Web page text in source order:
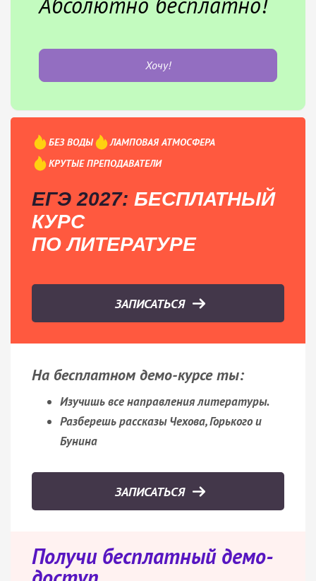
Хочу!
БЕЗ ВОДЫ
ЛАМПОВАЯ АТМОСФЕРА
КРУТЫЕ ПРЕПОДАВАТЕЛИ
ЕГЭ 2027: БЕСПЛАТНЫЙ
КУРС
ПО ЛИТЕРАТУРЕ
ЗАПИСАТЬСЯ
На бесплатном демо-курсе ты:
Изучишь все направления литературы.
Разберешь рассказы Чехова, Горького и
Бунина
ЗАПИСАТЬСЯ
Получи бесплатный демо-